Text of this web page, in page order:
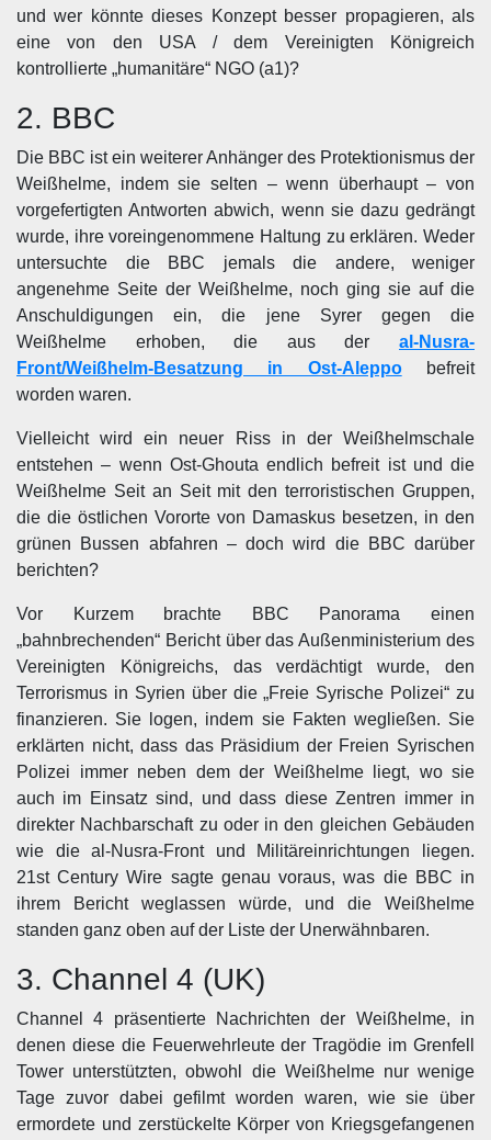
und wer könnte dieses Konzept besser propagieren, als
eine von den USA / dem Vereinigten Königreich
kontrollierte „humanitäre“ NGO (a1)?
2. BBC
Die BBC ist ein weiterer Anhänger des Protektionismus der
Weißhelme, indem sie selten – wenn überhaupt – von
vorgefertigten Antworten abwich, wenn sie dazu gedrängt
wurde, ihre voreingenommene Haltung zu erklären. Weder
untersuchte die BBC jemals die andere, weniger
angenehme Seite der Weißhelme, noch ging sie auf die
Anschuldigungen ein, die jene Syrer gegen die
Weißhelme erhoben, die aus der al-Nusra-
Front/Weißhelm-Besatzung in Ost-Aleppobefreit
worden waren.
Vielleicht wird ein neuer Riss in der Weißhelmschale
entstehen – wenn Ost-Ghouta endlich befreit ist und die
Weißhelme Seit an Seit mit den terroristischen Gruppen,
die die östlichen Vororte von Damaskus besetzen, in den
grünen Bussen abfahren – doch wird die BBC darüber
berichten?
Vor Kurzem brachte BBC Panorama einen
„bahnbrechenden“ Bericht über das Außenministerium des
Vereinigten Königreichs, das verdächtigt wurde, den
Terrorismus in Syrien über die „Freie Syrische Polizei“ zu
finanzieren. Sie logen, indem sie Fakten wegließen. Sie
erklärten nicht, dass das Präsidium der Freien Syrischen
Polizei immer neben dem der Weißhelme liegt, wo sie
auch im Einsatz sind, und dass diese Zentren immer in
direkter Nachbarschaft zu oder in den gleichen Gebäuden
wie die al-Nusra-Front und Militäreinrichtungen liegen.
21st Century Wire sagte genau voraus, was die BBC in
ihrem Bericht weglassen würde, und die Weißhelme
standen ganz oben auf der Liste der Unerwähnbaren.
3. Channel 4 (UK)
Channel 4 präsentierte Nachrichten der Weißhelme, in
denen diese die Feuerwehrleute der Tragödie im Grenfell
Tower unterstützten, obwohl die Weißhelme nur wenige
Tage zuvor dabei gefilmt worden waren, wie sie über
ermordete und zerstückelte Körper von Kriegsgefangenen